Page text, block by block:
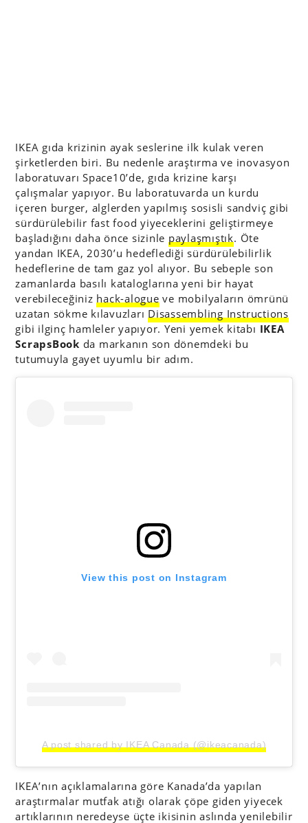
IKEA gıda krizinin ayak seslerine ilk kulak veren
şirketlerden biri. Bu nedenle araştırma ve inovasyon
laboratuvarı Space10’de, gıda krizine karşı
çalışmalar yapıyor. Bu laboratuvarda un kurdu
içeren burger, alglerden yapılmış sosisli sandviç gibi
sürdürülebilir fast food yiyeceklerini geliştirmeye
başladığını daha önce sizinle paylaşmıştık. Öte
yandan IKEA, 2030’u hedeflediği sürdürülebilirlik
hedeflerine de tam gaz yol alıyor. Bu sebeple son
zamanlarda basılı kataloglarına yeni bir hayat
verebileceğiniz hack-alogue ve mobilyaların ömrünü
uzatan sökme kılavuzları Disassembling Instructions
gibi ilginç hamleler yapıyor. Yeni yemek kitabı IKEA
ScrapsBook da markanın son dönemdeki bu
tutumuyla gayet uyumlu bir adım.
View this post on Instagram
A post shared by IKEA Canada (@ikeacanada)
IKEA’nın açıklamalarına göre Kanada’da yapılan
araştırmalar mutfak atığı olarak çöpe giden yiyecek
artıklarının neredeyse üçte ikisinin aslında yenilebilir